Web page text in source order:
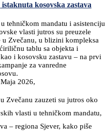
kosovska zastava
tehničkom mandatu i asistenciju
vlasti jutros su preuzele
u Zvečanu, u blizini kompleksa
tablu sa objekta i
i kosovsku zastavu – na prvi
za vanredne
2026,
Zvečanu zauzeti su jutros oko
vlasti u tehničkom mandatu,
– regiona Sjever, kako piše